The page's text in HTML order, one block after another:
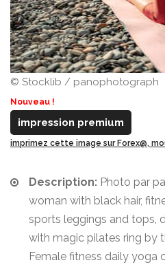
© Stocklib / panophotograph
Nouveau !
impression premium
imprimez cette image sur Forex@,
Description: Photo par
woman with black hair,
sports leggings and tops,
with magic pilates ring by
Female fitness daily yoga